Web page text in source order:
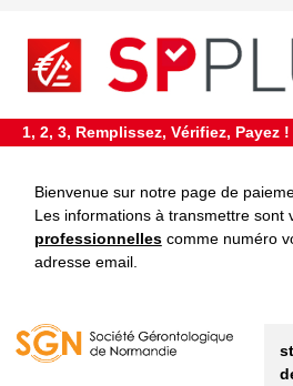
1, 2, 3, Remplissez, Vérifiez, Payez !
Bienvenue sur notre page de
Les informations à transmettre sont
professionnellescomme numéro
adresse email.